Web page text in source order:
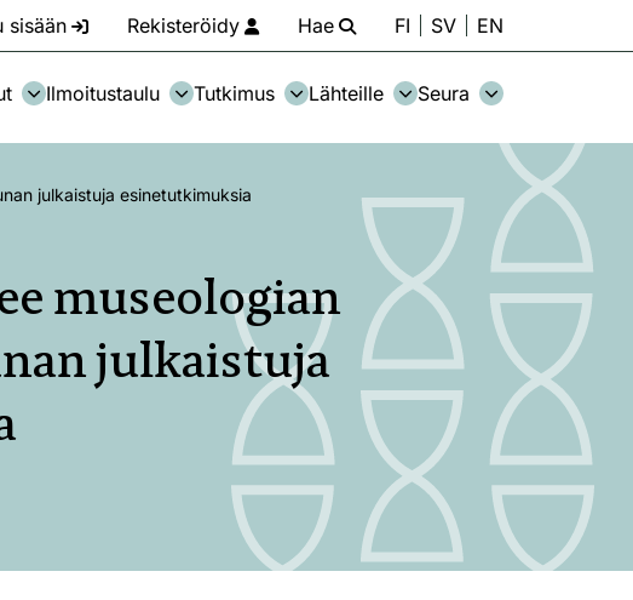
sisään Rekisteröidy Hae FI SV EN
Ilmoitustaulu Tutkimus Lähteille Seura
julkaistuja esinetutkimuksia
museologian
julkaistuja